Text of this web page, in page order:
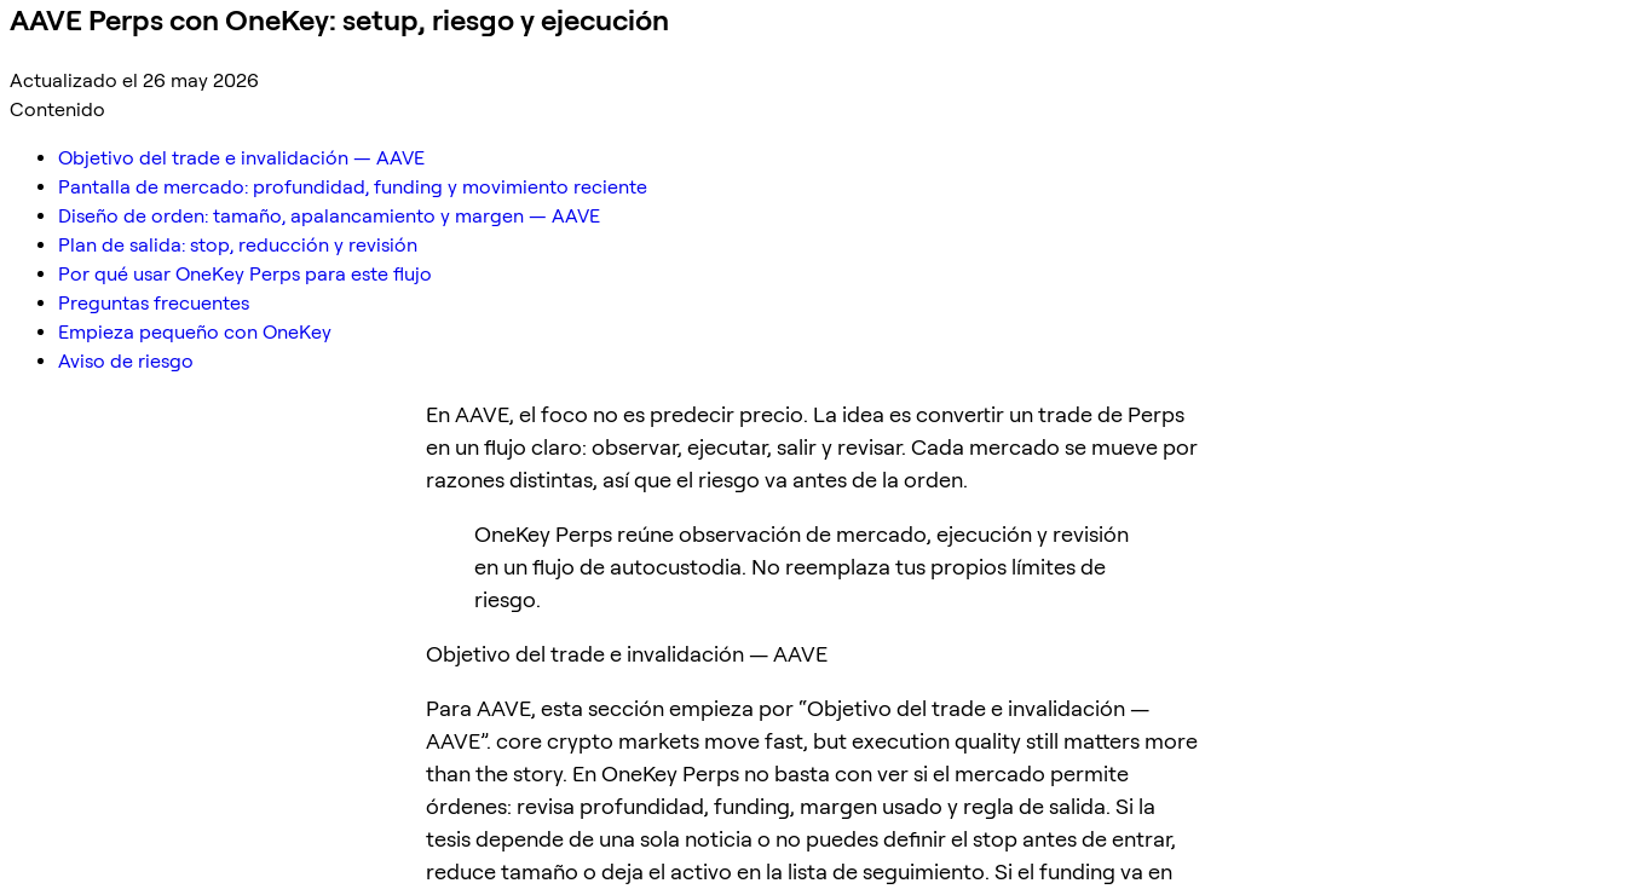
AAVE Perps con OneKey: setup, riesgo y ejecución
Actualizado el 26 may 2026
Contenido
Objetivo del trade e invalidación — AAVE
Pantalla de mercado: profundidad, funding y movimiento reciente
Diseño de orden: tamaño, apalancamiento y margen — AAVE
Plan de salida: stop, reducción y revisión
Por qué usar OneKey Perps para este flujo
Preguntas frecuentes
Empieza pequeño con OneKey
Aviso de riesgo
En AAVE, el foco no es predecir precio. La idea es convertir un trade de Perps
en un flujo claro: observar, ejecutar, salir y revisar. Cada mercado se mueve por
razones distintas, así que el riesgo va antes de la orden.
OneKey Perps reúne observación de mercado, ejecución y revisión
en un flujo de autocustodia. No reemplaza tus propios límites de
riesgo.
Objetivo del trade e invalidación — AAVE
Para AAVE, esta sección empieza por “Objetivo del trade e invalidación —
AAVE”. core crypto markets move fast, but execution quality still matters more
than the story. En OneKey Perps no basta con ver si el mercado permite
órdenes: revisa profundidad, funding, margen usado y regla de salida. Si la
tesis depende de una sola noticia o no puedes definir el stop antes de entrar,
reduce tamaño o deja el activo en la lista de seguimiento. Si el funding va en